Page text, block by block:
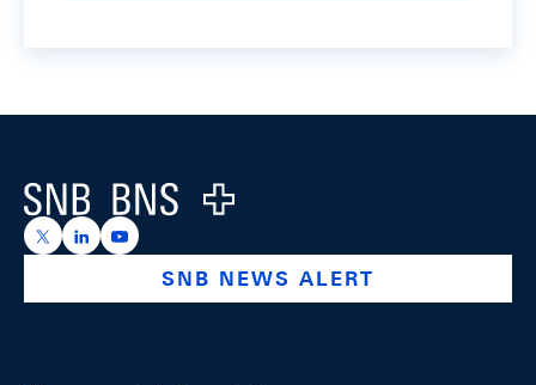
Logo
https://x.com/snb_bns
https://ch.linkedin.com/company/swiss-national-
https://www.youtube.com/@swissnationalbank
SNB NEWS ALERT